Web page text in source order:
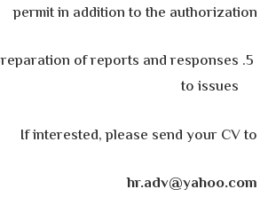
permit in addition to the authorization
of reports and responses
to issues
If interested, please send your CV to
hr.adv@yahoo.com